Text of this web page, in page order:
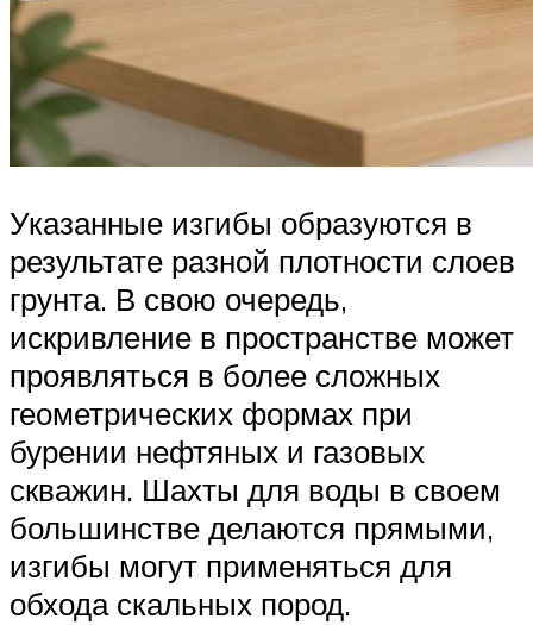
Указанные изгибы образуются в
результате разной плотности слоев
грунта. В свою очередь,
искривление в пространстве может
проявляться в более сложных
геометрических формах при
бурении нефтяных и газовых
скважин. Шахты для воды в своем
большинстве делаются прямыми,
изгибы могут применяться для
обхода скальных пород.